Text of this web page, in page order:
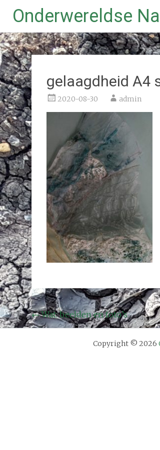
Ga
naar
de
inhoud
Onderwereldse
gelaagdheid A4
2020-08-30 admin
Bericht
navigatie
←Wat: beelden en foto’s
Copyright © 2026